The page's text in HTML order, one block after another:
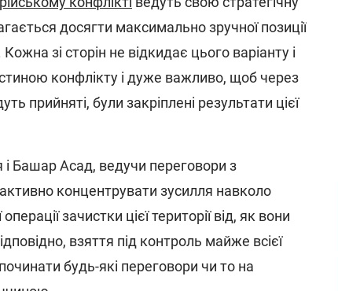
досягти максимально зручної позиції
зі сторін не відкидає цього варіанту і
конфлікту і дуже важливо, щоб через
прийняті, були закріплені результати цієї
і Башар Асад, ведучи переговори з
концентрувати зусилля навколо
зачистки цієї території від, як вони
взяття під контроль майже всієї
будь-які переговори чи то на